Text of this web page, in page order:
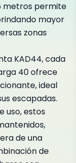
metros permite
mayor
zonas
KAD44, cada
40 ofrece
ideal
escapadas.
uso, estos
de una
de